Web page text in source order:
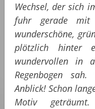
Wechsel, der sich
fuhr gerade mit
wunderschöne,
plötzlich hinter
wundervollen in
Regenbogen
Anblick! Schon
Motiv